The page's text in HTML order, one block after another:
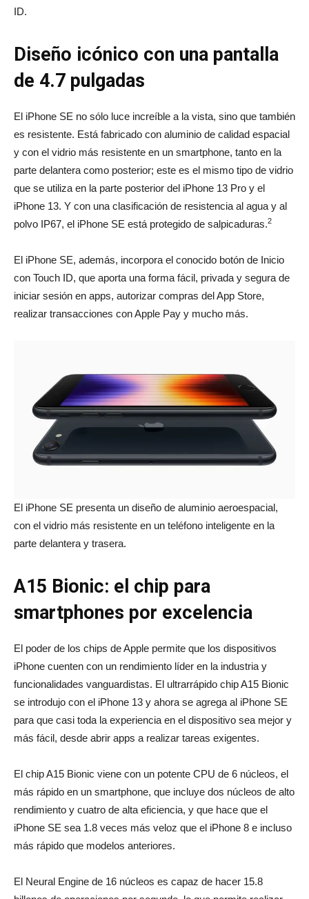
ID.
Diseño icónico con una pantalla
de 4.7 pulgadas
El iPhone SE no sólo luce increíble a la vista, sino que también
es resistente. Está fabricado con aluminio de calidad espacial
y con el vidrio más resistente en un smartphone, tanto en la
parte delantera como posterior; este es el mismo tipo de vidrio
que se utiliza en la parte posterior del iPhone 13 Pro y el
iPhone 13. Y con una clasificación de resistencia al agua y al
polvo IP67, el iPhone SE está protegido de salpicaduras.2
El iPhone SE, además, incorpora el conocido botón de Inicio
con Touch ID, que aporta una forma fácil, privada y segura de
iniciar sesión en apps, autorizar compras del App Store,
realizar transacciones con Apple Pay y mucho más.
El iPhone SE presenta un diseño de aluminio aeroespacial,
con el vidrio más resistente en un teléfono inteligente en la
parte delantera y trasera.
A15 Bionic: el chip para
smartphones por excelencia
El poder de los chips de Apple permite que los dispositivos
iPhone cuenten con un rendimiento líder en la industria y
funcionalidades vanguardistas. El ultrarrápido chip A15 Bionic
se introdujo con el iPhone 13 y ahora se agrega al iPhone SE
para que casi toda la experiencia en el dispositivo sea mejor y
más fácil, desde abrir apps a realizar tareas exigentes.
El chip A15 Bionic viene con un potente CPU de 6 núcleos, el
más rápido en un smartphone, que incluye dos núcleos de alto
rendimiento y cuatro de alta eficiencia, y que hace que el
iPhone SE sea 1.8 veces más veloz que el iPhone 8 e incluso
más rápido que modelos anteriores.
El Neural Engine de 16 núcleos es capaz de hacer 15.8